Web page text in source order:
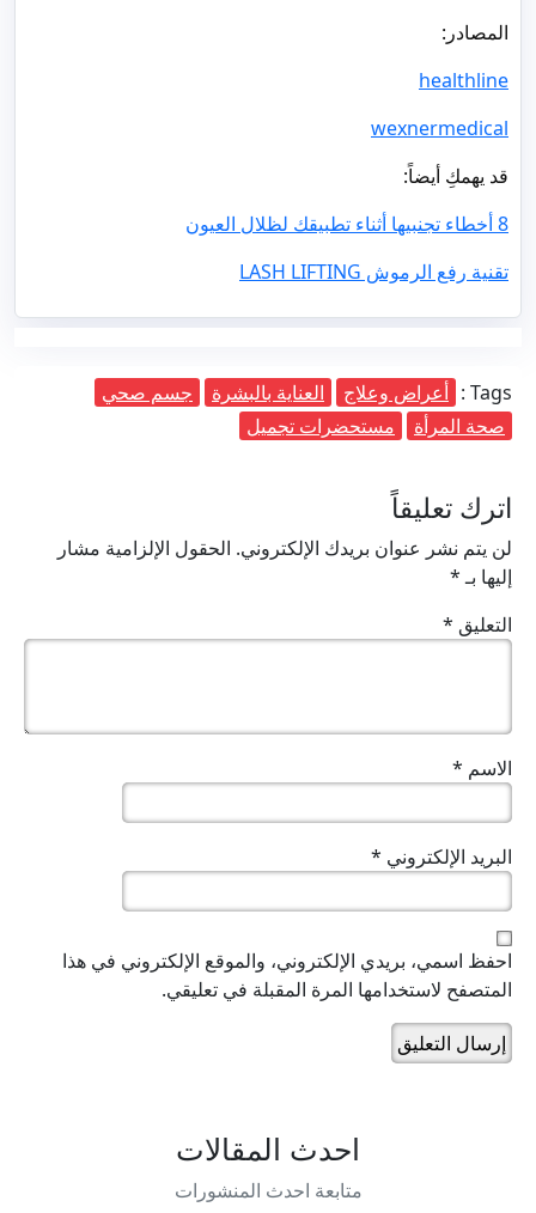
المصادر:
healthline
wexnermedical
قد يهمكِ أيضاً:
8 أخطاء تجنبيها أثناء تطبيقك لظلال العيون
تقنية رفع الرموش LASH LIFTING
Tags : أعراض وعلاج العناية بالبشرة
جسم صحي
صحة المرأة
مستحضرات تجميل
اترك تعليقاً
لن يتم نشر عنوان بريدك الإلكتروني. الحقول الإلزامية مشار
إليها بـ*
التعليق *
الاسم *
البريد الإلكتروني *
احفظ اسمي، بريدي الإلكتروني، والموقع الإلكتروني في هذا
المتصفح لاستخدامها المرة المقبلة في تعليقي.
احدث المقالات
متابعة احدث المنشورات